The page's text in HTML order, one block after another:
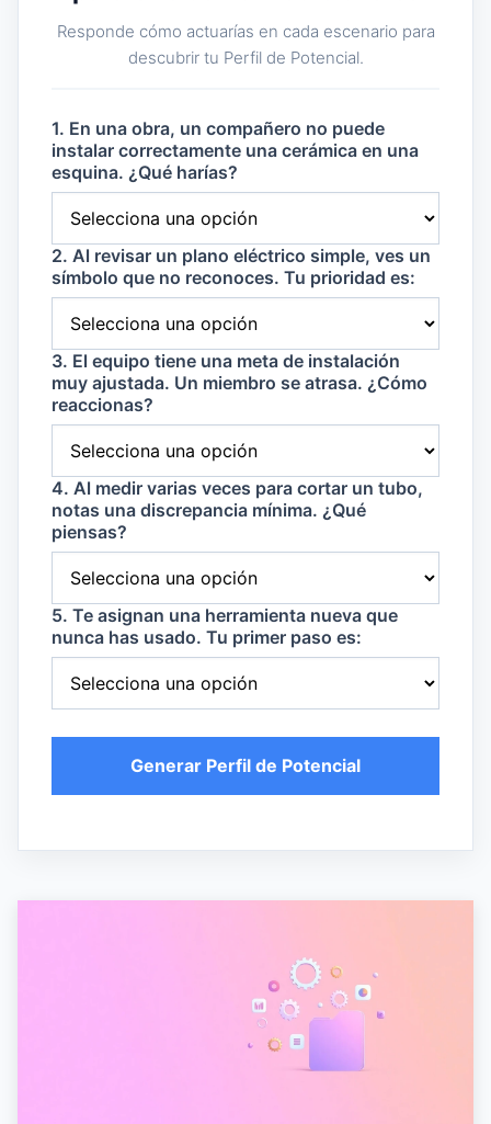
Responde cómo actuarías en cada escenario para
descubrir tu Perfil de Potencial.
1. En una obra, un compañero no puede
instalar correctamente una cerámica en una
esquina. ¿Qué harías?
2. Al revisar un plano eléctrico simple, ves un
símbolo que no reconoces. Tu prioridad es:
3. El equipo tiene una meta de instalación
muy ajustada. Un miembro se atrasa. ¿Cómo
reaccionas?
4. Al medir varias veces para cortar un tubo,
notas una discrepancia mínima. ¿Qué
piensas?
5. Te asignan una herramienta nueva que
nunca has usado. Tu primer paso es:
Generar Perfil de Potencial